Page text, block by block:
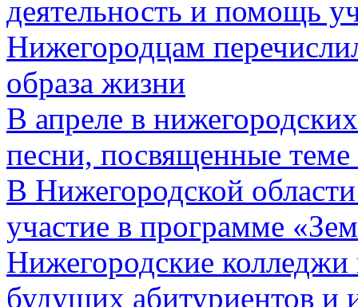
деятельность и помощь
Нижегородцам
образа жизни
В апреле в
песни, посвященные теме
В Нижегородской
участие в программе
Нижегородские
будущих абитуриентов и